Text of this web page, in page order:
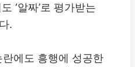
‘알짜’로 평가받는
.
에도 흥행에 성공한